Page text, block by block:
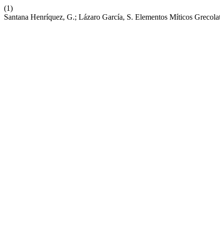
(1)
Santana Henríquez, G.; Lázaro García, S. Elementos Míticos